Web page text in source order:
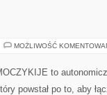
MOŻLIWOŚĆ
to
powstał po to, aby